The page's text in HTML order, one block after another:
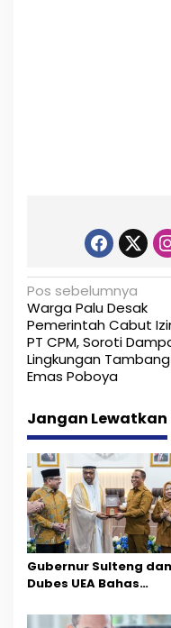
N
a
v
i
g
a
s
i
p
o
s
Pos sebelumnya
Warga Palu Desak
Pemerintah Cabut
PT CPM, Soroti
Lingkungan Tambang
Emas Poboya
Jangan Lewatkan
Gubernur Sulteng dan
Dubes UEA Bahas
Sektor Jadi Prioritas